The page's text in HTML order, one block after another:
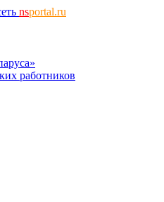
nsportal.ru
работников